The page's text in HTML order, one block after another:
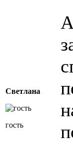
Светлана
гость